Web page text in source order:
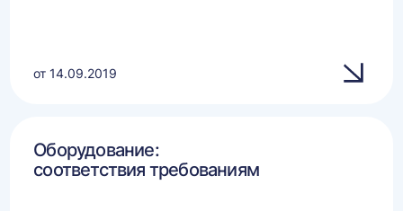
от 14.09.2019
Оборудование:
соответствия требованиям